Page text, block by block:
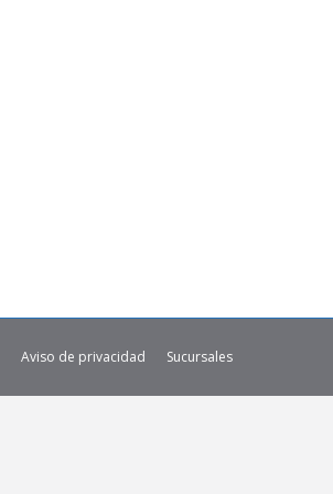
Aviso de privacidad Sucursales